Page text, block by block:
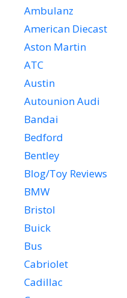
Ambulanz
American Diecast
Aston Martin
ATC
Austin
Autounion Audi
Bandai
Bedford
Bentley
Blog/Toy Reviews
BMW
Bristol
Buick
Bus
Cabriolet
Cadillac